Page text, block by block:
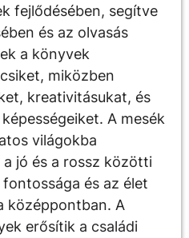
fejlődésében, segítve
és az olvasás
a könyvek
miközben
kreativitásukat, és
A mesék
világokba
jó és a rossz közötti
és az élet
középpontban. A
erősítik a családi